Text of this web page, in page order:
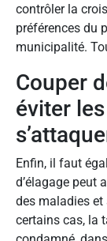
contrôler la
préférences du
municipalité.
Couper
éviter
Enfin, il faut
d’élagage peut
des maladies et
certains cas, la